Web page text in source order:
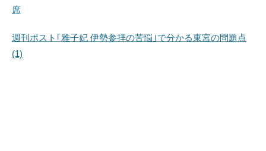
席
週刊ポスト｢雅子妃 伊勢参拝の苦悩｣で分かる東宮の問題点
(1)